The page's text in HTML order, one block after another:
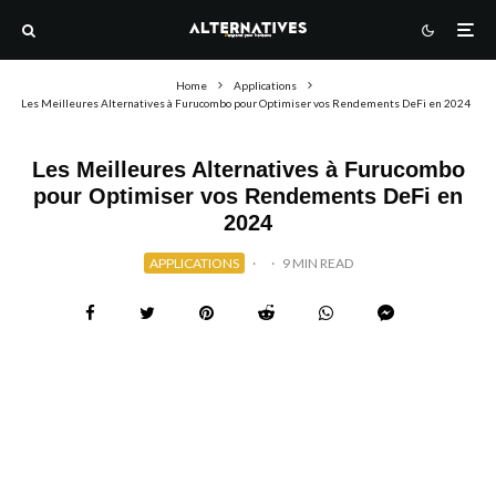
Home
Applications
Les Meilleures Alternatives à Furucombo pour Optimiser vos Rendements DeFi en 2024
Les Meilleures Alternatives à Furucombo
pour Optimiser vos Rendements DeFi en
2024
APPLICATIONS · · 9 MIN READ